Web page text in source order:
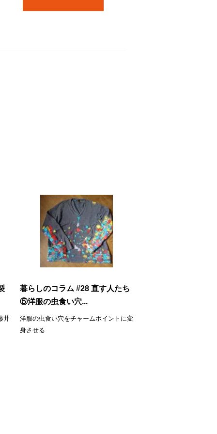
井
暮らしのコラム #28 直す人たち
⑤洋服の虫食い穴...
洋服の虫食い穴をチャームポイントに変
身させる